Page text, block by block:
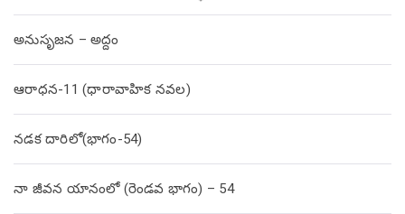
అనుసృజన – అద్దం
ఆరాధన-11 (ధారావాహిక నవల)
నడక దారిలో(భాగం-54)
నా జీవన యానంలో (రెండవ భాగం) – 54